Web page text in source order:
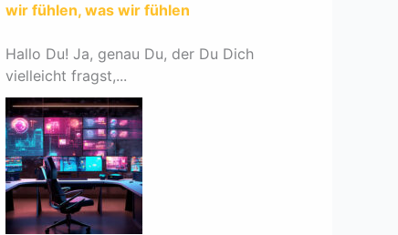
wir fühlen, was wir fühlen
Hallo Du! Ja, genau Du, der Du Dich
vielleicht fragst,...